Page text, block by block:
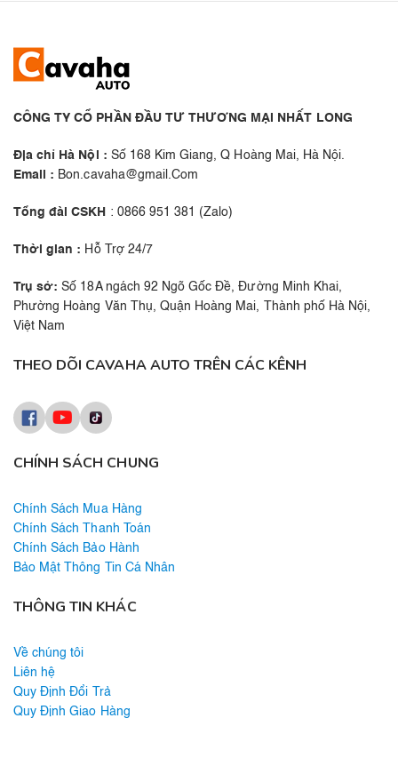
CÔNG TY CỔ PHẦN ĐẦU TƯ THƯƠNG MẠI NHẤT LONG
Địa chỉ Hà Nội : Số 168 Kim Giang, Q Hoàng Mai, Hà Nội.
Email : Bon.cavaha@gmail.Com
Tổng đài CSKH : 0866 951 381 (Zalo)
Thời gian : Hỗ Trợ 24/7
Trụ sở: Số 18A ngách 92 Ngõ Gốc Đề, Đường Minh Khai,
Phường Hoàng Văn Thụ, Quận Hoàng Mai, Thành phố Hà Nội,
Việt Nam
CHÍNH SÁCH CHUNG
Chính Sách Mua Hàng
Chính Sách Thanh Toán
Chính Sách Bảo Hành
Bảo Mật Thông Tin Cá Nhân
THÔNG TIN KHÁC
Về chúng tôi
Liên hệ
Quy Định Đổi Trả
Quy Định Giao Hàng
THEO DÕI CAVAHA AUTO TRÊN CÁC KÊNH